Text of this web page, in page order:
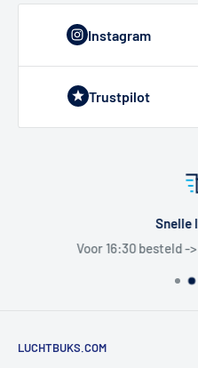
Instagram
Trustpilot
Snelle
Voor 16:30 besteld -
LUCHTBUKS.COM